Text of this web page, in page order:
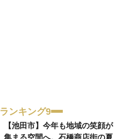
ランキング9
【池田市】今年も地域の笑顔が
集まる空間へ。石橋商店街の夏